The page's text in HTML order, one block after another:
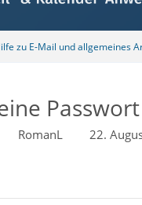
zu E-Mail und allgemeines
RomanL 22.